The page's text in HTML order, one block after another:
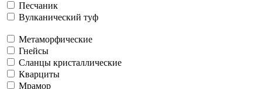
Песчаник
Вулканический туф
Метаморфические
Гнейсы
Сланцы кристаллические
Кварциты
Мрамор